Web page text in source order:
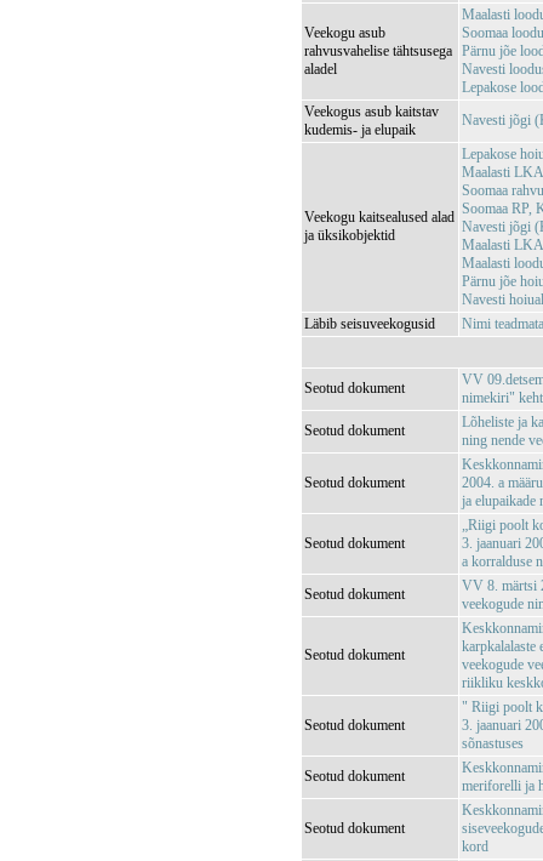
Veekogu asub
rahvusvahelise tähtsusega
aladel
Maalasti
Soomaa
Pärnu jõe
Navesti
Lepakose
Veekogus asub kaitstav
kudemis- ja elupaik
Navesti jõgi
Veekogu kaitsealused alad
ja üksikobjektid
Lepakose
Maalasti
Soomaa
Soomaa RP,
Navesti jõgi
Maalasti
Maalasti
Pärnu jõe
Navesti
Läbib seisuveekogusid
Nimi
Seotud dokument
VV
nimekiri"
Seotud dokument
Lõheliste ja
ning nende
Seotud dokument
2004. a
ja elupaikade
Seotud dokument
„Riigi poolt
3. jaanuari
a korralduse
Seotud dokument
VV 8. märtsi
veekogude
Seotud dokument
karpkalalaste
veekogude
riikliku
Seotud dokument
" Riigi poolt
3. jaanuari
sõnastuses
Seotud dokument
meriforelli ja
Seotud dokument
kord